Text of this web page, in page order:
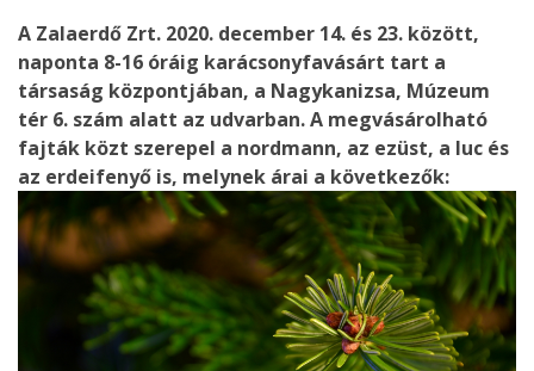
A Zalaerdő Zrt. 2020. december 14. és 23. között,
naponta 8-16 óráig karácsonyfavásárt tart a
társaság központjában, a Nagykanizsa, Múzeum
tér 6. szám alatt az udvarban. A megvásárolható
fajták közt szerepel a nordmann, az ezüst, a luc és
az erdeifenyő is, melynek árai a következők: